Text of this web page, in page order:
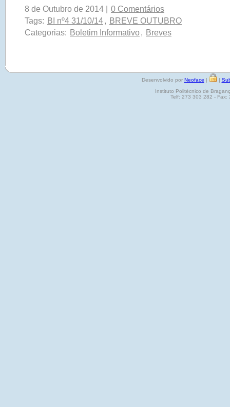
8 de Outubro de 2014 |
0 Comentários
Tags: BI nº4 31/10/14, BREVE OUTUBRO
Categorias: Boletim Informativo, Breves
Desenvolvido por Neoface | |
Instituto Politécnico de
Telf: 273 303 282 - Fax: